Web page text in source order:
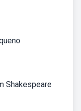
Shakespeare